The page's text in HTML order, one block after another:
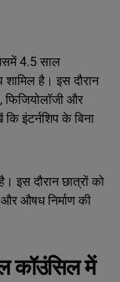
4.5 साल
शामिल है। इस दौरान
फिजियोलॉजी और
इंटर्नशिप के बिना
इस दौरान छात्रों को
औषध निर्माण की
कॉउंसिल में